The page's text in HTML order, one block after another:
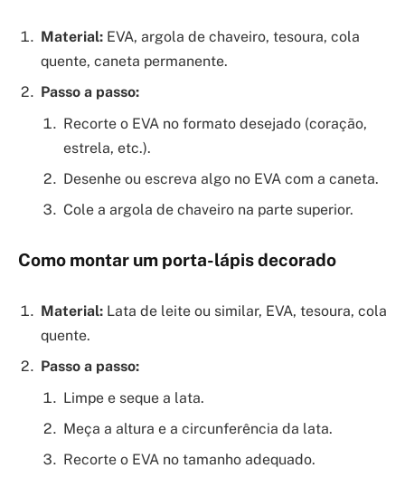
Material: EVA, argola de chaveiro, tesoura, cola
quente, caneta permanente.
Passo a passo:
Recorte o EVA no formato desejado (coração,
estrela, etc.).
Desenhe ou escreva algo no EVA com a caneta.
Cole a argola de chaveiro na parte superior.
Como montar um porta-lápis decorado
Material: Lata de leite ou similar, EVA, tesoura, cola
quente.
Passo a passo:
Limpe e seque a lata.
Meça a altura e a circunferência da lata.
Recorte o EVA no tamanho adequado.